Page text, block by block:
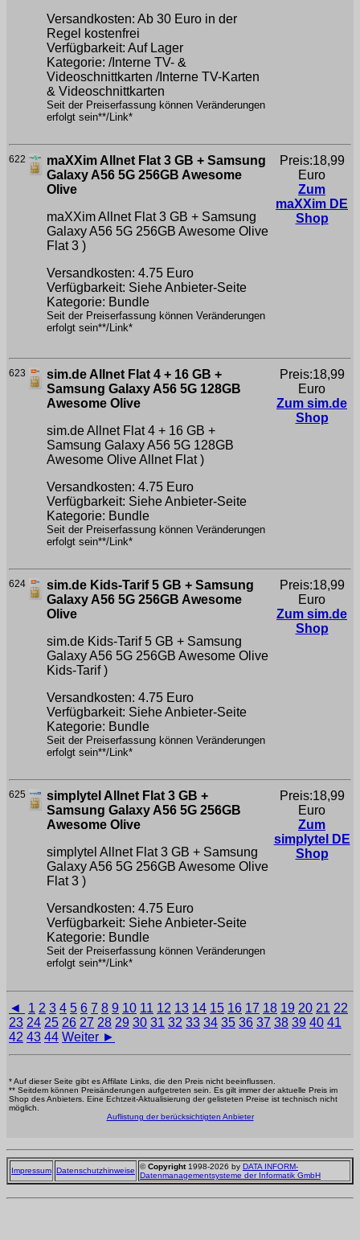
Versandkosten: Ab 30 Euro in der
Regel kostenfrei
Verfügbarkeit: Auf Lager
Kategorie: /Interne TV- &
Videoschnittkarten /Interne TV-Karten
& Videoschnittkarten
Seit der Preiserfassung können Veränderungen
erfolgt sein**/Link*
622
maXXim Allnet Flat 3 GB + Samsung
Galaxy A56 5G 256GB Awesome
Olive
maXXim Allnet Flat 3 GB + Samsung
Galaxy A56 5G 256GB Awesome Olive
Flat 3 )
Versandkosten: 4.75 Euro
Verfügbarkeit: Siehe Anbieter-Seite
Kategorie: Bundle
Seit der Preiserfassung können Veränderungen
erfolgt sein**/Link*
Preis:18,99
Euro
Zum
maXXim DE
Shop
623
sim.de Allnet Flat 4 + 16 GB +
Samsung Galaxy A56 5G 128GB
Awesome Olive
sim.de Allnet Flat 4 + 16 GB +
Samsung Galaxy A56 5G 128GB
Awesome OliveAllnet Flat )
Versandkosten: 4.75 Euro
Verfügbarkeit: Siehe Anbieter-Seite
Kategorie: Bundle
Seit der Preiserfassung können Veränderungen
erfolgt sein**/Link*
Preis:18,99
Euro
Zum sim.de
Shop
624
sim.de Kids-Tarif 5 GB + Samsung
Galaxy A56 5G 256GB Awesome
Olive
sim.de Kids-Tarif 5 GB + Samsung
Galaxy A56 5G 256GB Awesome Olive
Kids-Tarif )
Versandkosten: 4.75 Euro
Verfügbarkeit: Siehe Anbieter-Seite
Kategorie: Bundle
Seit der Preiserfassung können Veränderungen
erfolgt sein**/Link*
Preis:18,99
Euro
Zum sim.de
Shop
625
simplytel Allnet Flat 3 GB +
Samsung Galaxy A56 5G 256GB
Awesome Olive
simplytel Allnet Flat 3 GB + Samsung
Galaxy A56 5G 256GB Awesome Olive
Flat 3 )
Versandkosten: 4.75 Euro
Verfügbarkeit: Siehe Anbieter-Seite
Kategorie: Bundle
Seit der Preiserfassung können Veränderungen
erfolgt sein**/Link*
Preis:18,99
Euro
Zum
simplytel DE
Shop
◄ 1 2 3 4 5 6 7 8 9 10 11 12 13 14 15 16 17 18 19 20 21 22
23 24 25 26 27 28 29 30 31 32 33 34 35 36 37 38 39 40 41
42 43 44 Weiter ►
* Auf dieser Seite gibt es Affilate Links, die den Preis nicht beeinflussen.
** Seitdem können Preisänderungen aufgetreten sein. Es gilt immer der aktuelle Preis im
Shop des Anbieters. Eine Echtzeit-Aktualisierung der gelisteten Preise ist technisch nicht
möglich.
Auflistung der berücksichtigten Anbieter
Impressum Datenschutzhinweise ©Copyright1998-2026 by DATA INFORM-
Datenmanagementsysteme der Informatik GmbH